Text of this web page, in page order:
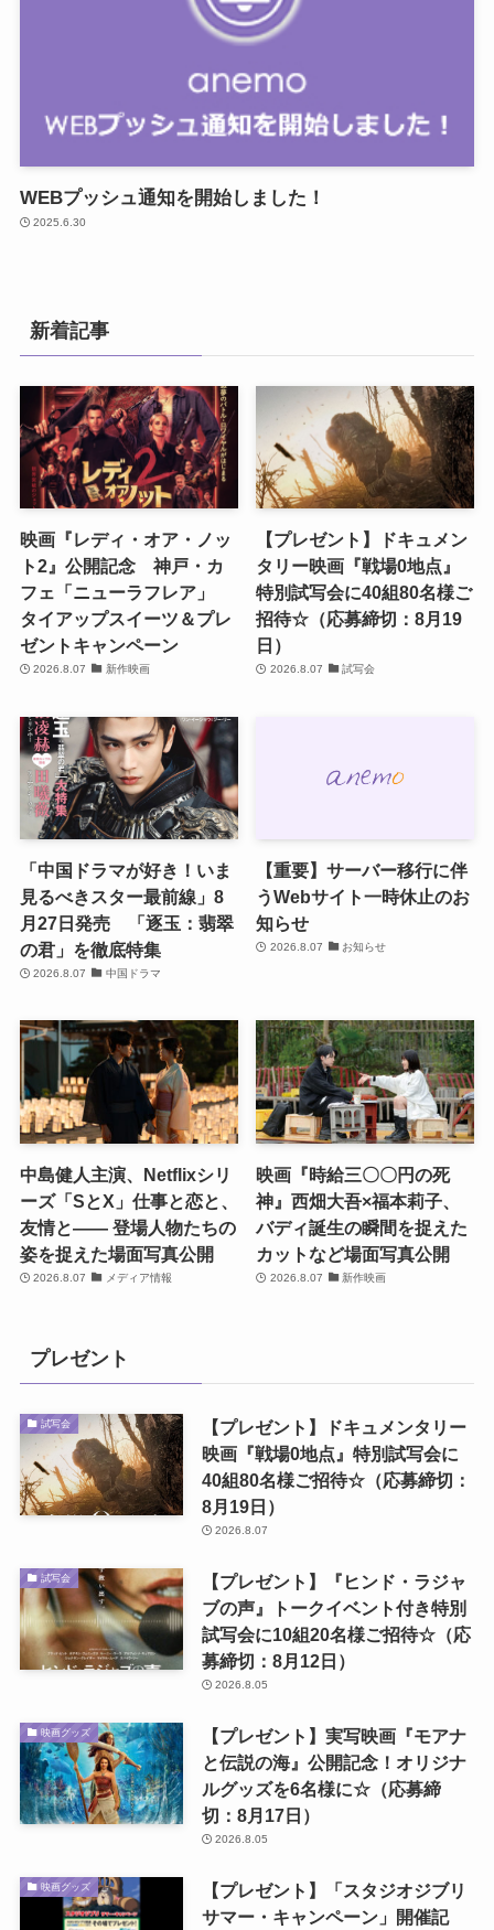
WEBプッシュ通知を開始しました！
2025.6.30
新着記事
映画『レディ・オア・ノッ
ト2』公開記念 神戸・カ
フェ「ニューラフレア」
タイアップスイーツ＆プレ
ゼントキャンペーン
2026.8.07 新作映画
【プレゼント】ドキュメン
タリー映画『戦場0地点』
特別試写会に40組80名様ご
招待☆（応募締切：8月19
日）
2026.8.07 試写会
「中国ドラマが好き！いま
見るべきスター最前線」8
月27日発売 「逐玉：翡翠
の君」を徹底特集
2026.8.07 中国ドラマ
【重要】サーバー移行に伴
うWebサイト一時休止のお
知らせ
2026.8.07 お知らせ
中島健人主演、Netflixシリ
ーズ「SとX」仕事と恋と、
友情と―― 登場人物たちの
姿を捉えた場面写真公開
2026.8.07 メディア情報
映画『時給三〇〇円の死
神』西畑大吾×福本莉子、
バディ誕生の瞬間を捉えた
カットなど場面写真公開
2026.8.07 新作映画
プレゼント
試写会
【プレゼント】ドキュメンタリー
映画『戦場0地点』特別試写会に
40組80名様ご招待☆（応募締切：
8月19日）
2026.8.07
試写会
【プレゼント】『ヒンド・ラジャ
ブの声』トークイベント付き特別
試写会に10組20名様ご招待☆（応
募締切：8月12日）
2026.8.05
映画グッズ
【プレゼント】実写映画『モアナ
と伝説の海』公開記念！オリジナ
ルグッズを6名様に☆（応募締
切：8月17日）
2026.8.05
映画グッズ
【プレゼント】「スタジオジブリ
サマー・キャンペーン」開催記